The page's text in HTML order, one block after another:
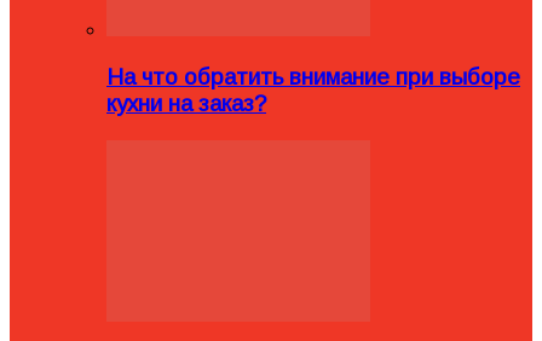
На что обратить внимание при выборе
кухни на заказ?